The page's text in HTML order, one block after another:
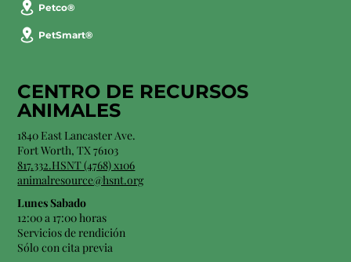
Petco®
PetSmart®
CENTRO DE RECURSOS
ANIMALES
1840 East Lancaster Ave.
Fort Worth, TX 76103
817.332.HSNT (4768) x106
animalresource@hsnt.org
Lunes Sabado
12:00 a 17:00 horas
Servicios de rendición
Sólo con cita previa